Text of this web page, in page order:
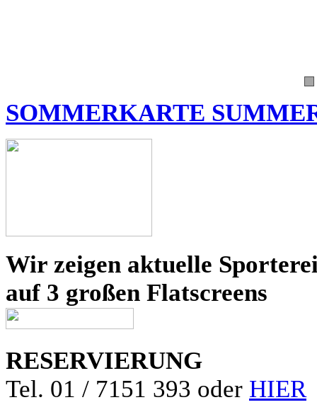
SOMMERKARTE
Wir zeigen aktuelle
auf 3 großen Flatscreens
RESERVIERUNG
Tel. 01 / 7151 393 oder HIER